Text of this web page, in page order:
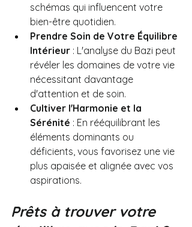
schémas qui influencent votre
bien-être quotidien.
Prendre Soin de Votre Équilibre
Intérieur : L'analyse du Bazi peut
révéler les domaines de votre vie
nécessitant davantage
d'attention et de soin.
Cultiver l'Harmonie et la
Sérénité : En rééquilibrant les
éléments dominants ou
déficients, vous favorisez une vie
plus apaisée et alignée avec vos
aspirations.
Prêts à trouver votre